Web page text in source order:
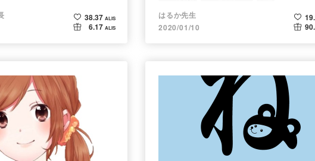
38.37 ALIS
6.17 ALIS
はるか先生
2020/01/10